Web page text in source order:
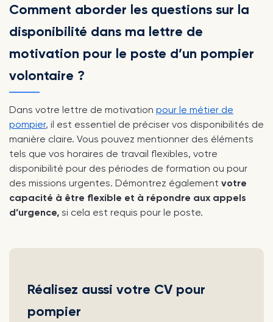
Comment aborder les questions sur la
disponibilité dans ma lettre de
motivation pour le poste d’un pompier
volontaire ?
Dans votre lettre de motivation pour le métier de
pompier, il est essentiel de préciser vos disponibilités de
manière claire. Vous pouvez mentionner des éléments
tels que vos horaires de travail flexibles, votre
disponibilité pour des périodes de formation ou pour
des missions urgentes. Démontrez également votre
capacité à être flexible et à répondre aux appels
d’urgence, si cela est requis pour le poste.
Réalisez aussi votre CV pour
pompier